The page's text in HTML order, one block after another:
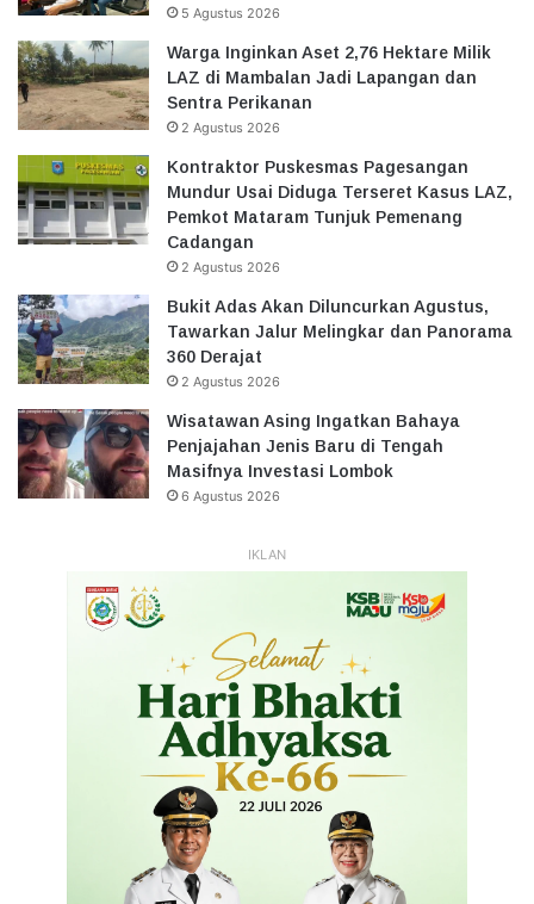
5 Agustus 2026
Warga Inginkan Aset 2,76 Hektare Milik
LAZ di Mambalan Jadi Lapangan dan
Sentra Perikanan
2 Agustus 2026
Kontraktor Puskesmas Pagesangan
Mundur Usai Diduga Terseret Kasus LAZ,
Pemkot Mataram Tunjuk Pemenang
Cadangan
2 Agustus 2026
Bukit Adas Akan Diluncurkan Agustus,
Tawarkan Jalur Melingkar dan Panorama
360 Derajat
2 Agustus 2026
Wisatawan Asing Ingatkan Bahaya
Penjajahan Jenis Baru di Tengah
Masifnya Investasi Lombok
6 Agustus 2026
IKLAN